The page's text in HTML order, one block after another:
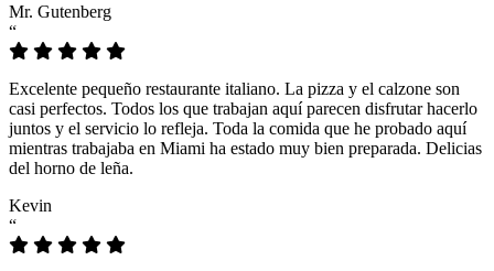
Mr. Gutenberg
“
Excelente pequeño restaurante italiano. La pizza y el calzone son
casi perfectos. Todos los que trabajan aquí parecen disfrutar hacerlo
juntos y el servicio lo refleja. Toda la comida que he probado aquí
mientras trabajaba en Miami ha estado muy bien preparada. Delicias
del horno de leña.
Kevin
“